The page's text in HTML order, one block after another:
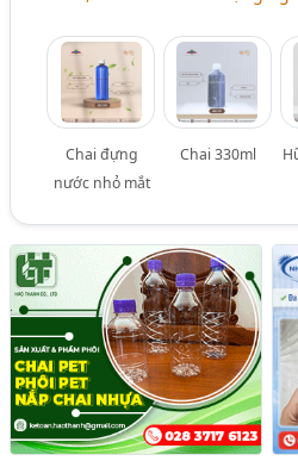
Chai đựng
nước nhỏ mắt
Chai 330ml